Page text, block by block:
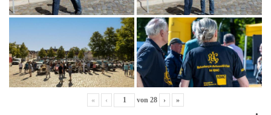
« ‹ von 28 › »